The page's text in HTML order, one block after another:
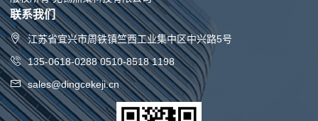
联系我们
江苏省宜兴市周铁镇竺西工业集中区中兴路5号
135-0618-0288 0510-8518 1198
sales@dingcekeji.cn